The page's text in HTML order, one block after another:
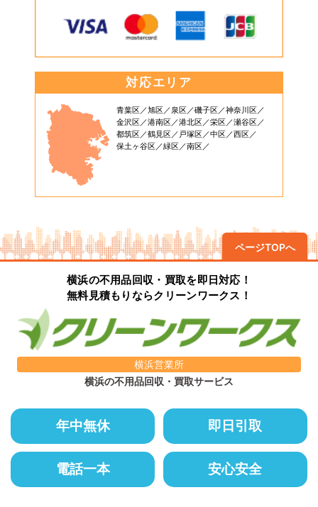
対応エリア
青葉区 旭区 泉区 磯子区
神奈川区
金沢区
港南区 港北区 栄区
瀬谷区
都筑区
鶴見区 戸塚区 中区
西区
保土ヶ谷区
緑区 南区
ページTOPへ
横浜の不用品回収・買取を即日対応！
無料見積もりならクリーンワークス！
横浜営業所
横浜の不用品回収・買取サービス
年中無休 即日引取
電話一本 安心安全